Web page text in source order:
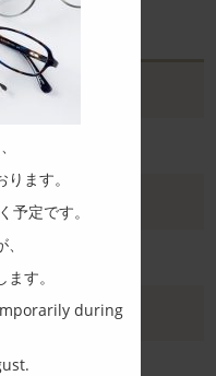
ます。
予定です。
す。
during